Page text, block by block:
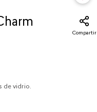
Compartir
de vidrio.